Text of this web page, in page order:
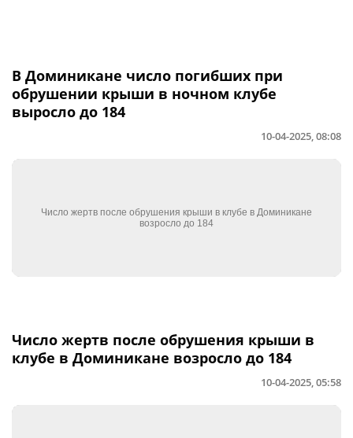
В Доминикане число погибших при
обрушении крыши в ночном клубе
выросло до 184
10-04-2025, 08:08
Число жертв после обрушения крыши в
клубе в Доминикане возросло до 184
10-04-2025, 05:58